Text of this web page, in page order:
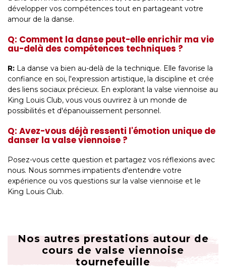
développer vos compétences tout en partageant votre
amour de la danse.
Q: Comment la danse peut-elle enrichir ma vie
au-delà des compétences techniques ?
R: La danse va bien au-delà de la technique. Elle favorise la
confiance en soi, l'expression artistique, la discipline et crée
des liens sociaux précieux. En explorant la valse viennoise au
King Louis Club, vous vous ouvrirez à un monde de
possibilités et d'épanouissement personnel.
Q: Avez-vous déjà ressenti l'émotion unique de
danser la valse viennoise ?
Posez-vous cette question et partagez vos réflexions avec
nous. Nous sommes impatients d'entendre votre
expérience ou vos questions sur la valse viennoise et le
King Louis Club.
Nos autres prestations autour de
cours de valse viennoise
tournefeuille